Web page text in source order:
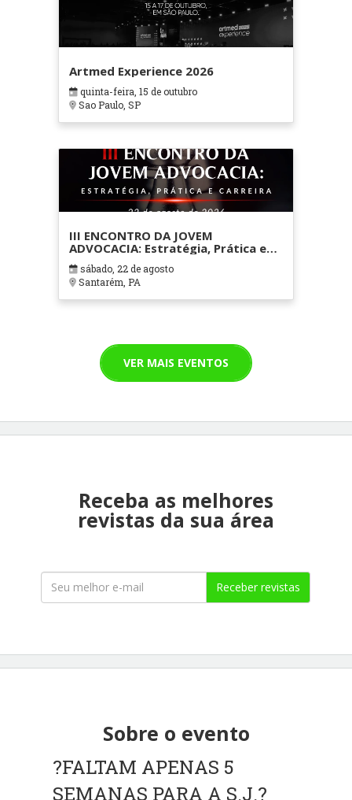
Artmed Experience 2026
quinta-feira, 15 de outubro
Sao Paulo, SP
III ENCONTRO DA JOVEM
ADVOCACIA: Estratégia, Prática e
Carreira
sábado, 22 de agosto
Santarém, PA
VER MAIS EVENTOS
Receba as melhores
revistas da sua área
Receber revistas
Sobre o evento
?FALTAM APENAS 5
SEMANAS PARA A S.J.?